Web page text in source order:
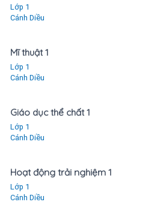
Lớp 1
Cánh Diều
Mĩ thuật 1
Lớp 1
Cánh Diều
Giáo dục thể chất 1
Lớp 1
Cánh Diều
Hoạt động trải nghiệm 1
Lớp 1
Cánh Diều